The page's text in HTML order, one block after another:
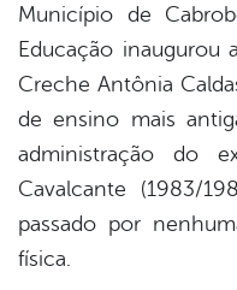
Município de
Educação inaugurou
Creche Antônia
de ensino mais
administração do
Cavalcante (1983/
passado por
física.